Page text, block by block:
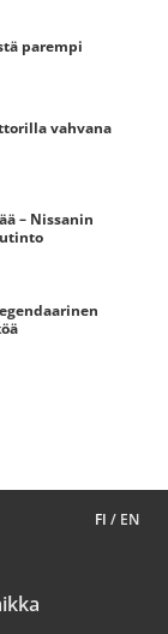
parempi
vahvana
– Nissanin
FI / EN